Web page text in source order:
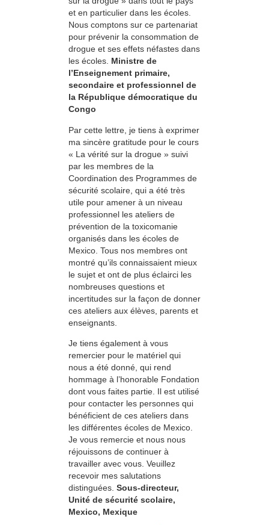
et en particulier dans les écoles.
Nous comptons sur ce partenariat
pour prévenir la consommation de
drogue et ses effets néfastes dans
les écoles. Ministre de
l’Enseignement primaire,
secondaire et professionnel de
la République démocratique du
Congo
Par cette lettre, je tiens à exprimer
ma sincère gratitude pour le cours
« La vérité sur la drogue » suivi
par les membres de la
Coordination des Programmes de
sécurité scolaire, qui a été très
utile pour amener à un niveau
professionnel les ateliers de
prévention de la toxicomanie
organisés dans les écoles de
Mexico. Tous nos membres ont
montré qu’ils connaissaient mieux
le sujet et ont de plus éclairci les
nombreuses questions et
incertitudes sur la façon de donner
ces ateliers aux élèves, parents et
enseignants.
Je tiens également à vous
remercier pour le matériel qui
nous a été donné, qui rend
hommage à l’honorable Fondation
dont vous faites partie. Il est utilisé
pour contacter les personnes qui
bénéficient de ces ateliers dans
les différentes écoles de Mexico.
Je vous remercie et nous nous
réjouissons de continuer à
travailler avec vous. Veuillez
recevoir mes salutations
distinguées. Sous-directeur,
Unité de sécurité scolaire,
Mexico, Mexique